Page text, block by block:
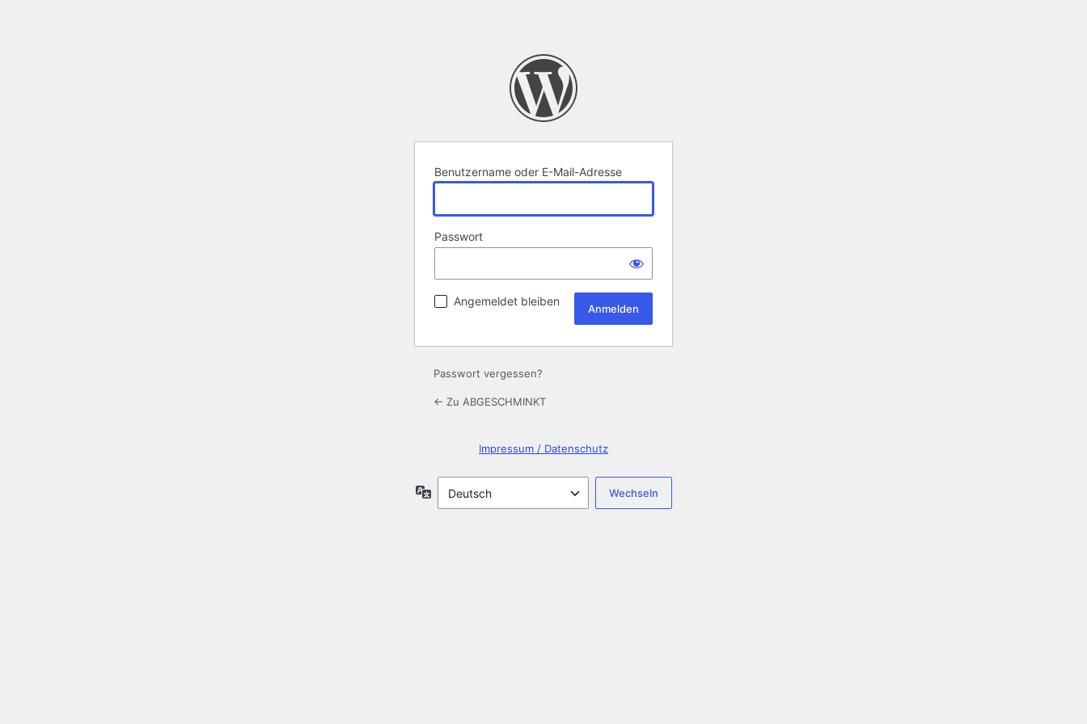
Benutzername oder E-Mail-Adresse
Passwort
Angemeldet bleiben
Passwort vergessen?
← Zu ABGESCHMINKT
Impressum / Datenschutz
Sprache